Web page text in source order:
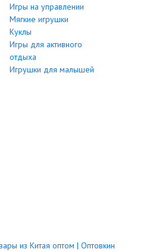
Игры на управлении
Мягкие игрушки
Куклы
Игры для активного
отдыха
Игрушки для малышей